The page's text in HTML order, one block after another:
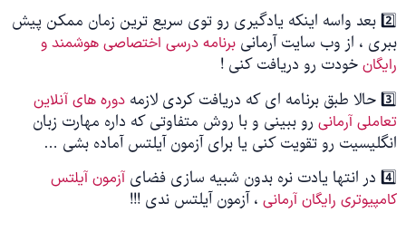
2️⃣ بعد واسه اینکه یادگیری رو توی سریع ترین زمان ممکن پیش
ببری ، از وب سایت آرمانی برنامه درسی اختصاصی هوشمند و
رایگان خودت رو دریافت کنی !
3️⃣ حالا طبق برنامه ای که دریافت کردی لازمه
دوره های آنلاین
تعاملی آرمانی رو ببینی و با روش متفاوتی که داره مهارت زبان
انگلیسیت رو تقویت کنی یا برای آزمون آیلتس آماده بشی …
4️⃣ در انتها یادت نره بدون شبیه سازی فضای
آزمون آیلتس
کامپیوتری رایگان آرمانی ، آزمون آیلتس ندی !!!